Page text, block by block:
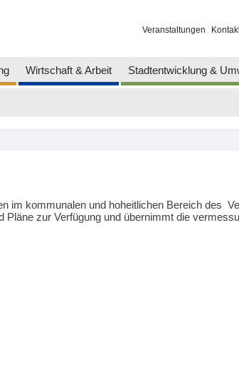
Veranstaltungen
Wirtschaft & Arbeit Stadtentwicklung &
im kommunalen und hoheitlichen Bereich des
zur Verfügung und übernimmt die